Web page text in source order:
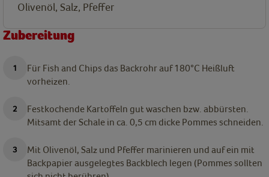
Olivenöl, Salz, Pfeffer
Zubereitung
Für Fish and Chips das Backrohr auf 180°C Heißluft
vorheizen.
Festkochende Kartoffeln gut waschen bzw. abbürsten.
Mitsamt der Schale in ca. 0,5 cm dicke Pommes schneiden.
Mit Olivenöl, Salz und Pfeffer marinieren und auf ein mit
Backpapier ausgelegtes Backblech legen (Pommes sollten